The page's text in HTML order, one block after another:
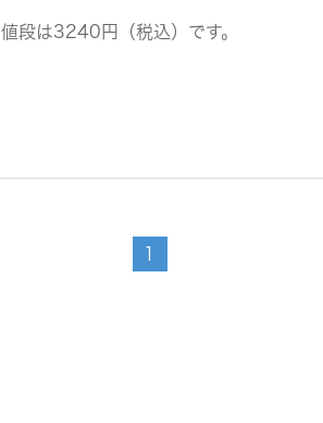
段は3240円（税込）です。